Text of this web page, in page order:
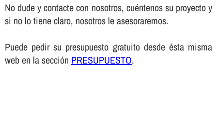
No dude y contacte con nosotros, cuéntenos su proyecto y
si no lo tiene claro, nosotros le asesoraremos.
Puede pedir su presupuesto gratuito desde ésta misma
web en la sección PRESUPUESTO.